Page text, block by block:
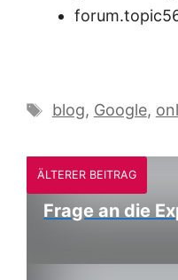
Schlagwörter
blog, Google,
ÄLTERER BEITRAG
Frage an die